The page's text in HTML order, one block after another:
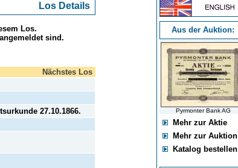
Los Details
Los.
sind.
Nächstes Los
27.10.1866.
Aus der Auktion:
Pyrmonter Bank AG
Mehr zur Aktie
Mehr zur Auktion
Katalog bestellen